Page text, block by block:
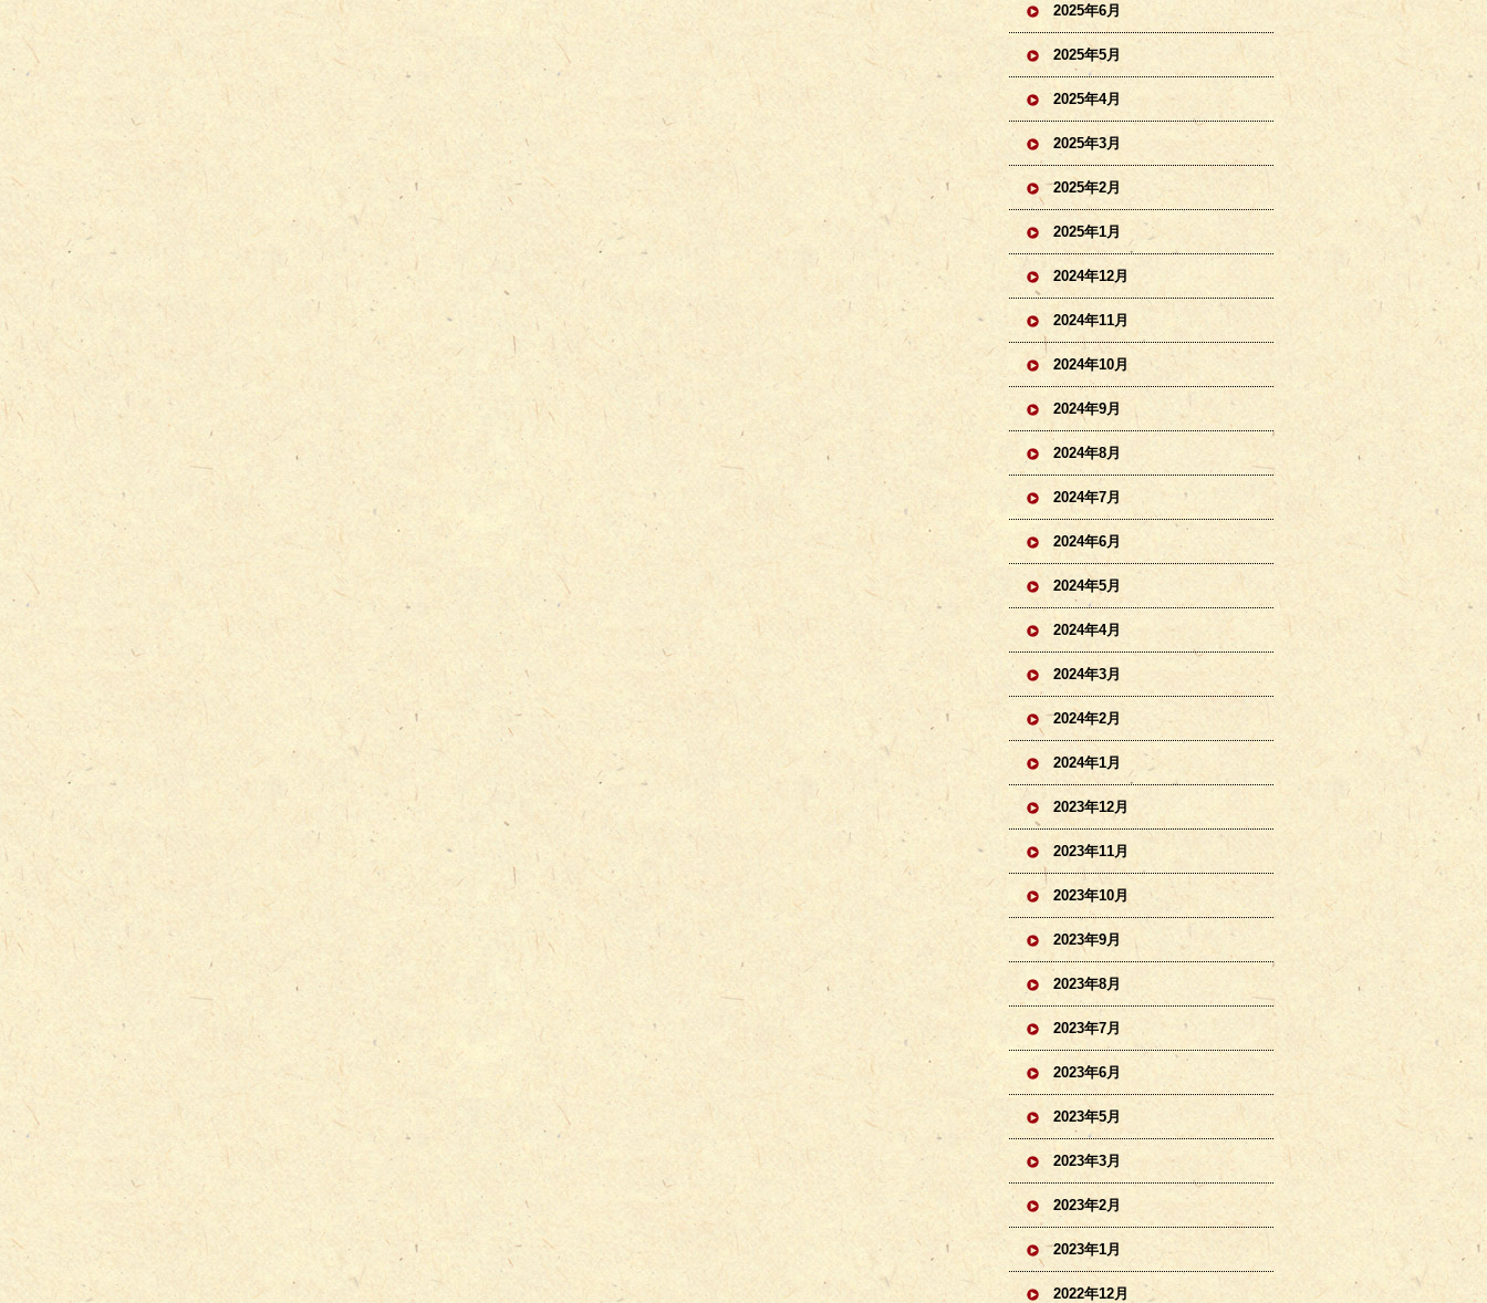
2025年6月
2025年5月
2025年4月
2025年3月
2025年2月
2025年1月
2024年12月
2024年11月
2024年10月
2024年9月
2024年8月
2024年7月
2024年6月
2024年5月
2024年4月
2024年3月
2024年2月
2024年1月
2023年12月
2023年11月
2023年10月
2023年9月
2023年8月
2023年7月
2023年6月
2023年5月
2023年3月
2023年2月
2023年1月
2022年12月